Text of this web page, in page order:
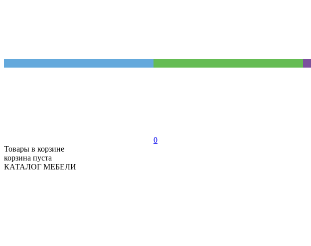
0
Товары в корзине
корзина пуста
КАТАЛОГ МЕБЕЛИ